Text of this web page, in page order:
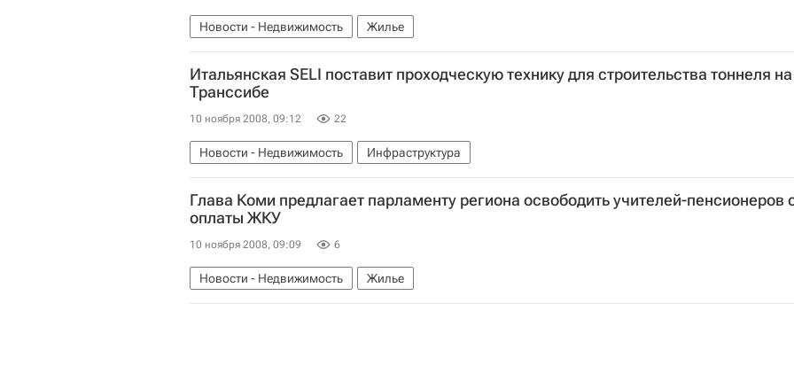
Новости - Недвижимость Жилье
Итальянская SELI поставит проходческую технику для строительства тоннеля на
Транссибе
10 ноября 2008, 09:12 22
Новости - Недвижимость Инфраструктура
Глава Коми предлагает парламенту региона освободить учителей-пенсионеров
оплаты ЖКУ
10 ноября 2008, 09:09 6
Новости - Недвижимость Жилье